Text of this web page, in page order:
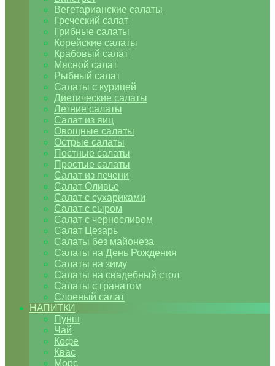
Вегетарианские салаты
Греческий салат
Грибные салаты
Корейские салаты
Крабовый салат
Мясной салат
Рыбный салат
Салаты с курицей
Диетические салаты
Летние салаты
Салат из яиц
Овощные салаты
Острые салаты
Постные салаты
Простые салаты
Салат из печени
Салат Оливье
Салат с сухариками
Салат с сыром
Салат с черносливом
Салат Цезарь
Салаты без майонеза
Салаты на День Рождения
Салаты на зиму
Салаты на свадебный стол
Салаты с гранатом
Слоеный салат
НАПИТКИ
Пунш
Чай
Кофе
Квас
Морс